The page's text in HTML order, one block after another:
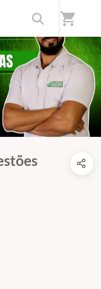
shopping_cart